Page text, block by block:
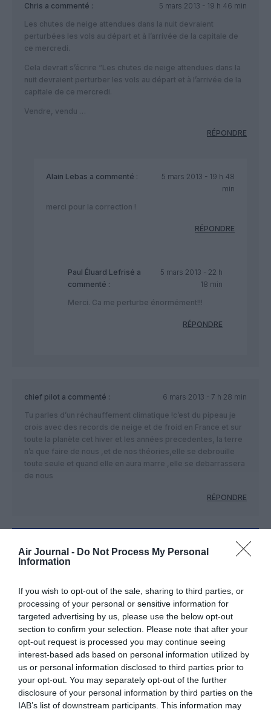
Air Journal - Do Not Process My Personal
Information
If you wish to opt-out of the sale, sharing to third parties, or
processing of your personal or sensitive information for
targeted advertising by us, please use the below opt-out
section to confirm your selection. Please note that after your
opt-out request is processed you may continue seeing
interest-based ads based on personal information utilized by
us or personal information disclosed to third parties prior to
your opt-out. You may separately opt-out of the further
disclosure of your personal information by third parties on the
IAB’s list of downstream participants. This information may
Chris a commenté :
5 mars 2013 - 19 h 46 min
Les chutes de neige attendues dans la nuit devraient
perturbées les vols au départ et à l’arrivée de la capitale de
ce mercredi.
Cela devrait s’écrire “Les chutes de neige attendues dans la
nuit devraient perturber les vols au départ et à l’arrivée de la
capitale de ce mercredi.
Vendre, vendu …
RÉPONDRE
Alain Lebas a commenté :
5 mars 2013 - 19 h 48
min
merci pour la correction !
RÉPONDRE
Paul Éluard Lefrisé a
commenté :
5 mars 2013 - 22 h
18 min
Merci. Ca me perturbe énormément!!!
RÉPONDRE
chief pilot a commenté :
6 mars 2013 - 7 h 28 min
Tu parles d’un réchauffement climatique !c’est du pipeau je
crois avec des records de neige et de froid en France et sur
toute la planète cet hiver et les années precedentes, la terre
n’a que faire de nous ,et de nos théories,elle se debrouille
toute seule et quand elle en aura marre ,elle se debarrassera
de nous
RÉPONDRE
FAIRE UN DON
Appel aux lecteurs !
Soutenez Air Journal participezà son
développement !
NOUS SOUTENIR